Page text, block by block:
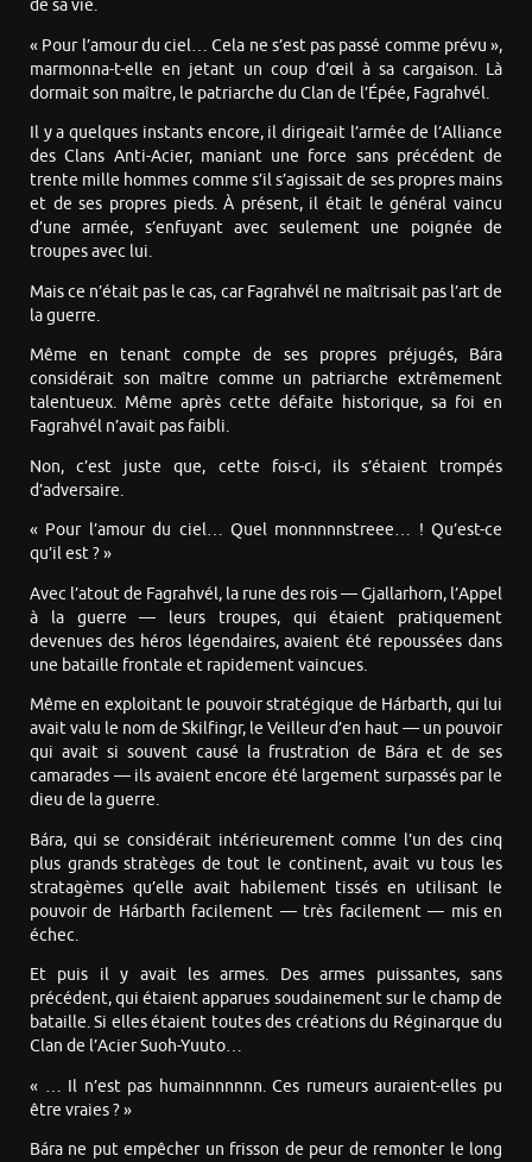
de sa vie.
« Pour l’amour du ciel… Cela ne s’est pas passé comme prévu »,
marmonna-t-elle en jetant un coup d’œil à sa cargaison. Là
dormait son maître, le patriarche du Clan de l’Épée, Fagrahvél.
Il y a quelques instants encore, il dirigeait l’armée de l’Alliance
des Clans Anti-Acier, maniant une force sans précédent de
trente mille hommes comme s’il s’agissait de ses propres mains
et de ses propres pieds. À présent, il était le général vaincu
d’une armée, s’enfuyant avec seulement une poignée de
troupes avec lui.
Mais ce n’était pas le cas, car Fagrahvél ne maîtrisait pas l’art de
la guerre.
Même en tenant compte de ses propres préjugés, Bára
considérait son maître comme un patriarche extrêmement
talentueux. Même après cette défaite historique, sa foi en
Fagrahvél n’avait pas faibli.
Non, c’est juste que, cette fois-ci, ils s’étaient trompés
d’adversaire.
« Pour l’amour du ciel… Quel monnnnnstreee… ! Qu’est-ce
qu’il est ? »
Avec l’atout de Fagrahvél, la rune des rois — Gjallarhorn, l’Appel
à la guerre — leurs troupes, qui étaient pratiquement
devenues des héros légendaires, avaient été repoussées dans
une bataille frontale et rapidement vaincues.
Même en exploitant le pouvoir stratégique de Hárbarth, qui lui
avait valu le nom de Skilfingr, le Veilleur d’en haut — un pouvoir
qui avait si souvent causé la frustration de Bára et de ses
camarades — ils avaient encore été largement surpassés par le
dieu de la guerre.
Bára, qui se considérait intérieurement comme l’un des cinq
plus grands stratèges de tout le continent, avait vu tous les
stratagèmes qu’elle avait habilement tissés en utilisant le
pouvoir de Hárbarth facilement — très facilement — mis en
échec.
Et puis il y avait les armes. Des armes puissantes, sans
précédent, qui étaient apparues soudainement sur le champ de
bataille. Si elles étaient toutes des créations du Réginarque du
Clan de l’Acier Suoh-Yuuto…
« … Il n’est pas humainnnnnn. Ces rumeurs auraient-elles pu
être vraies ? »
Bára ne put empêcher un frisson de peur de remonter le long